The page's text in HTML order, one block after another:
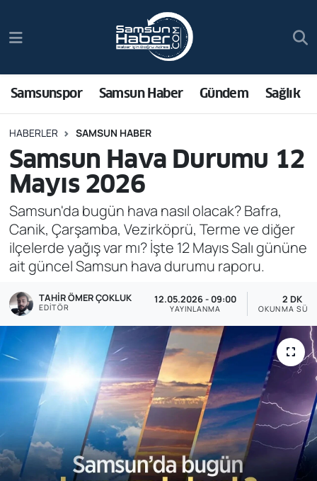
Samsunspor Samsun Haber Gündem Sağlık
HABERLER SAMSUN HABER
Samsun Hava Durumu 12
Mayıs 2026
Samsun'da bugün hava nasıl olacak? Bafra,
Canik, Çarşamba, Vezirköprü, Terme ve diğer
ilçelerde yağış var mı? İşte 12 Mayıs Salı gününe
ait güncel Samsun hava durumu raporu.
TAHIR ÖMER ÇOKLUK
EDITÖR
12.05.2026 - 09:00
YAYINLANMA
2 DK
OKUNMA
Samsun Haber
Sağlık
Asayiş
Bilim ve Teknoloji
Bölge
Dünya
Ekonomi
Genel
Gündem
Özel Haber
POLİTİKA
Trafik Durumu
Süper Lig Puan Durumu ve Fikstür
Tüm Manşetler
Son Dakika Haberleri
Haber Arşivi